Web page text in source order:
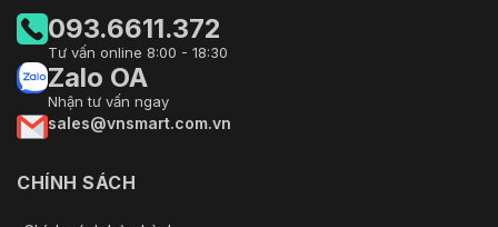
093.6611.372
Tư vấn online 8:00 - 18:30
Zalo OA
Nhận tư vấn ngay
sales@vnsmart.com.vn
CHÍNH SÁCH